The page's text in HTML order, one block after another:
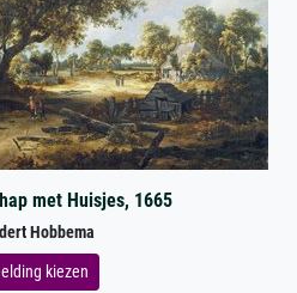
met Huisjes, 1665
Hobbema
kiezen